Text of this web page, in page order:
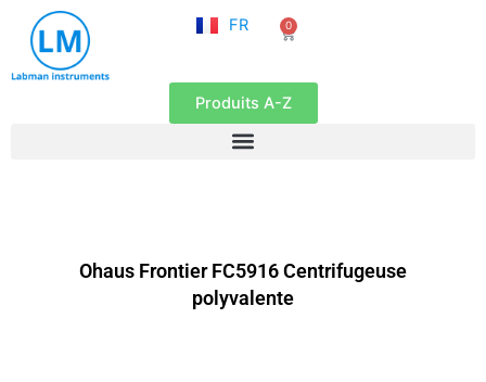
contenu
FR
EN
0
Panier
Produits A-Z
Ohaus Frontier FC5916 Centrifugeuse
polyvalente